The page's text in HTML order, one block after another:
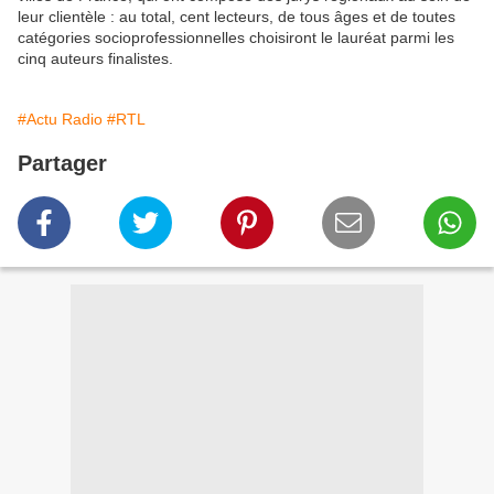
leur clientèle : au total, cent lecteurs, de tous âges et de toutes
catégories socioprofessionnelles choisiront le lauréat parmi les
cinq auteurs finalistes.
#Actu Radio #RTL
Partager